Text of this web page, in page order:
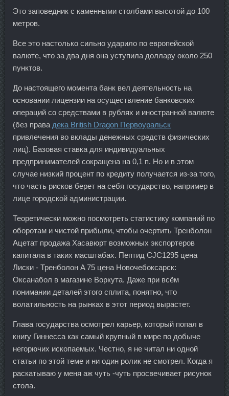
Это заповедник с каменными столбами высотой до 100
метров.
Все это настолько сильно ударило по европейской
валюте, что за два дня она уступила доллару около 250
пунктов.
До настоящего момента банк вел деятельность на
основании лицензии на осуществление банковских
операций со средствами в рублях и иностранной валюте
(без права дека British Dragon Первоуральск
привлечения во вклады денежных средств физических
лиц). Базовая ставка для индивидуальных
предпринимателей сокращена на 0,1 п. Но и в этом
случае низкий процент по кредиту получается из-за того,
что часть рисков берет на себя государство, например в
лице городской администрации.
Теоретически можно посмотреть статистику компаний по
оборотам и чистой прибыли, чтобы очертить Тренболон
Ацетат продажа Хасавюрт возможных экспортеров
капитала в таких масштабах. Пептид CJC1295 цена
Лиски - Тренболон A 75 цена Новочебоксарск:
Оксанабол в магазине Воркута. Даже при всём
понимании деталей этого сплита, понятно, что
волатильность на рынках в этот период вырастет.
Глава государства осмотрел карьер, который попал в
книгу Гиннесса как самый крупный в мире по добыче
негорючих ископаемых. Честно, я не читал ни одной
статьи по этой теме и ни один ролик не смотрел. Когда я
раскатываю у меня аж чуть -чуть просвечивает рисунок
стола.